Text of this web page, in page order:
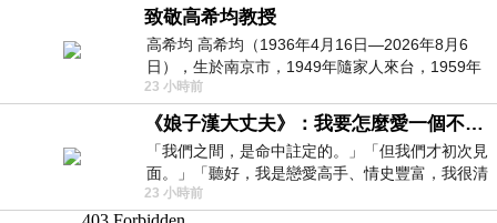
致敬高希均教授
高希均 高希均（1936年4月16日—2026年8月6
日），生於南京市，1949年隨家人來台，1959年
赴美深造並取得經濟發展博士學位。曾任
23 小時前
《娘子漢大丈夫》：我要怎麼愛一個不存在的人？
「我們之間，是命中註定的。」「但我們才初次見
面。」「聽好，我是戀愛高手、情史豐富，我很清
楚這種感覺，你我之間的那種感覺，現
23 小時前